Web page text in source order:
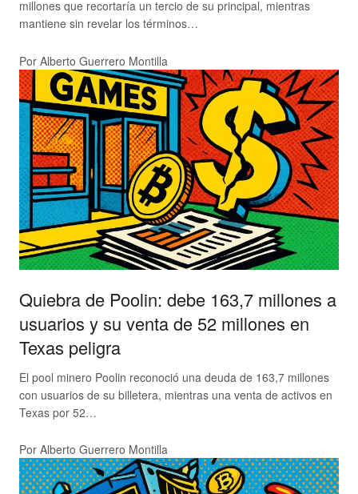
millones que recortaría un tercio de su principal, mientras
mantiene sin revelar los términos…
Por Alberto Guerrero Montilla
Quiebra de Poolin: debe 163,7 millones a
usuarios y su venta de 52 millones en
Texas peligra
El pool minero Poolin reconoció una deuda de 163,7 millones
con usuarios de su billetera, mientras una venta de activos en
Texas por 52…
Por Alberto Guerrero Montilla